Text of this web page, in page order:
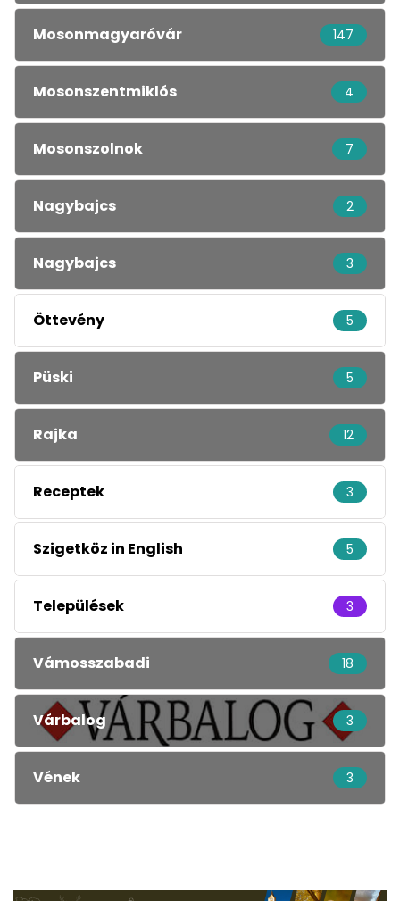
Mosonmagyaróvár 147
Mosonszentmiklós 4
Mosonszolnok 7
Nagybajcs 2
Nagybajcs 3
Öttevény 5
Püski 5
Rajka 12
Receptek 3
Szigetköz in English 5
Települések 3
Vámosszabadi 18
Várbalog 3
Vének 3